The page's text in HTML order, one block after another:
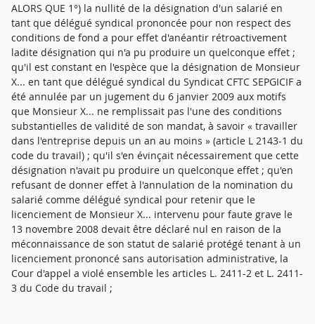
ALORS QUE 1°) la nullité de la désignation d'un salarié en
tant que délégué syndical prononcée pour non respect des
conditions de fond a pour effet d'anéantir rétroactivement
ladite désignation qui n'a pu produire un quelconque effet ;
qu'il est constant en l'espèce que la désignation de Monsieur
X... en tant que délégué syndical du Syndicat CFTC SEPGICIF a
été annulée par un jugement du 6 janvier 2009 aux motifs
que Monsieur X... ne remplissait pas l'une des conditions
substantielles de validité de son mandat, à savoir « travailler
dans l'entreprise depuis un an au moins » (article L 2143-1 du
code du travail) ; qu'il s'en évinçait nécessairement que cette
désignation n'avait pu produire un quelconque effet ; qu'en
refusant de donner effet à l'annulation de la nomination du
salarié comme délégué syndical pour retenir que le
licenciement de Monsieur X... intervenu pour faute grave le
13 novembre 2008 devait être déclaré nul en raison de la
méconnaissance de son statut de salarié protégé tenant à un
licenciement prononcé sans autorisation administrative, la
Cour d'appel a violé ensemble les articles L. 2411-2 et L. 2411-
3 du Code du travail ;